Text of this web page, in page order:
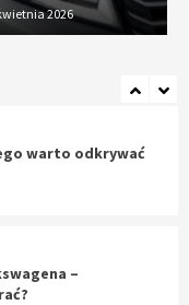
2026
– jak
warto odkrywać
–